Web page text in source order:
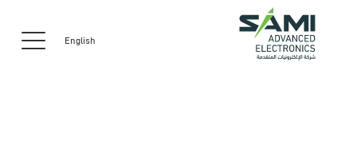
English